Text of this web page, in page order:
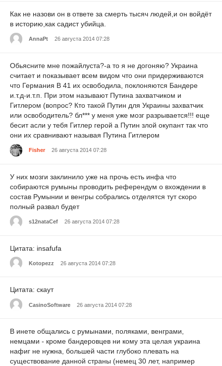
Как не назови он в ответе за смерть тысяч людей,и он войдёт
в историю,как садист убийца.
АnnaPt 26 августа 2014 07:28
Обьясните мне пожайлуста?-а то я не догоняю? Украина
считает и показывает всем видом что они придерживаются
что Германия В 41 их освободила, поклоняются Бандере
и.т.д-и.т.п. При этом называют Путина захватчиком и
Гитлером (вопрос? Кто такой Путин для Украины захватчик
или освободитель? бл*** у меня уже мозг разрывается!!! еще
бесит асли у тебя Гитлер герой а Путин злой окупант так что
они их сравнивают называя Путина Гитлером
Fisher 26 августа 2014 07:28
У них мозги заклинило уже на прочь есть инфа что
собираются румыны проводить референдум о вхождении в
состав Румынии и венгры собрались отделятся тут скоро
полный развал будет
s12nataCef 26 августа 2014 07:28
Цитата: insafufa
Kotopezz 26 августа 2014 07:28
Цитата: скаут
CasinoSoftware 26 августа 2014 07:28
В инете общались с румынами, поляками, венграми,
немцами - кроме бандеровцев ни кому эта целая украина
нафиг не нужна, большей части глубоко плевать на
существование данной страны (немец 30 лет, например